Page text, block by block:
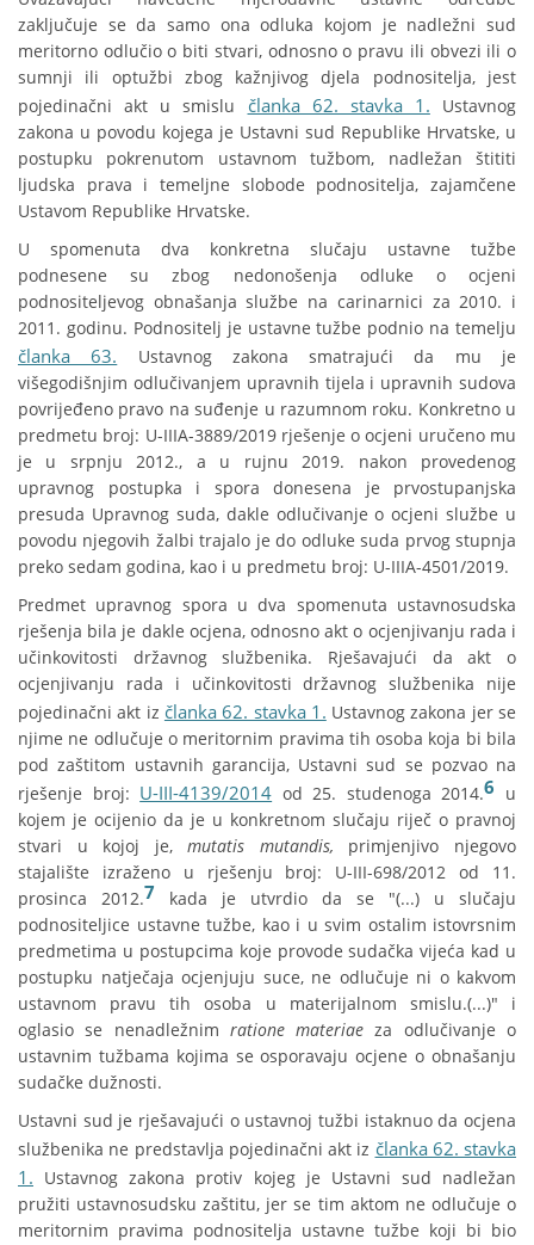
zaključuje se da samo ona odluka kojom je nadležni sud
meritorno odlučio o biti stvari, odnosno o pravu ili obvezi ili o
sumnji ili optužbi zbog kažnjivog djela podnositelja, jest
pojedinačni akt u smislu članka 62. stavka 1. Ustavnog
zakona u povodu kojega je Ustavni sud Republike Hrvatske, u
postupku pokrenutom ustavnom tužbom, nadležan štititi
ljudska prava i temeljne slobode podnositelja, zajamčene
Ustavom Republike Hrvatske.
U spomenuta dva konkretna slučaju ustavne tužbe
podnesene su zbog nedonošenja odluke o ocjeni
podnositeljevog obnašanja službe na carinarnici za 2010. i
2011. godinu. Podnositelj je ustavne tužbe podnio na temelju
članka 63. Ustavnog zakona smatrajući da mu je
višegodišnjim odlučivanjem upravnih tijela i upravnih sudova
povrijeđeno pravo na suđenje u razumnom roku. Konkretno u
predmetu broj: U-IIIA-3889/2019 rješenje o ocjeni uručeno mu
je u srpnju 2012., a u rujnu 2019. nakon provedenog
upravnog postupka i spora donesena je prvostupanjska
presuda Upravnog suda, dakle odlučivanje o ocjeni službe u
povodu njegovih žalbi trajalo je do odluke suda prvog stupnja
preko sedam godina, kao i u predmetu broj: U-IIIA-4501/2019.
Predmet upravnog spora u dva spomenuta ustavnosudska
rješenja bila je dakle ocjena, odnosno akt o ocjenjivanju rada i
učinkovitosti državnog službenika. Rješavajući da akt o
ocjenjivanju rada i učinkovitosti državnog službenika nije
pojedinačni akt iz članka 62. stavka 1. Ustavnog zakona jer se
njime ne odlučuje o meritornim pravima tih osoba koja bi bila
pod zaštitom ustavnih garancija, Ustavni sud se pozvao na
rješenje broj: U-III-4139/2014 od 25. studenoga 2014.6 u
kojem je ocijenio da je u konkretnom slučaju riječ o pravnoj
stvari u kojoj je,mutatis mutandis, primjenjivo njegovo
stajalište izraženo u rješenju broj: U-III-698/2012 od 11.
prosinca 2012.7 kada je utvrdio da se "(...) u slučaju
podnositeljice ustavne tužbe, kao i u svim ostalim istovrsnim
predmetima u postupcima koje provode sudačka vijeća kad u
postupku natječaja ocjenjuju suce, ne odlučuje ni o kakvom
ustavnom pravu tih osoba u materijalnom smislu.(...)" i
oglasio se nenadležnim ratione materiae za odlučivanje o
ustavnim tužbama kojima se osporavaju ocjene o obnašanju
sudačke dužnosti.
Ustavni sud je rješavajući o ustavnoj tužbi istaknuo da ocjena
službenika ne predstavlja pojedinačni akt iz članka 62. stavka
1. Ustavnog zakona protiv kojeg je Ustavni sud nadležan
pružiti ustavnosudsku zaštitu, jer se tim aktom ne odlučuje o
meritornim pravima podnositelja ustavne tužbe koji bi bio